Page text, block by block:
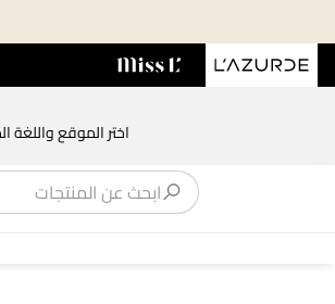
اختر الموقع واللغة